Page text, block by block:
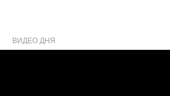
ВИДЕО ДНЯ